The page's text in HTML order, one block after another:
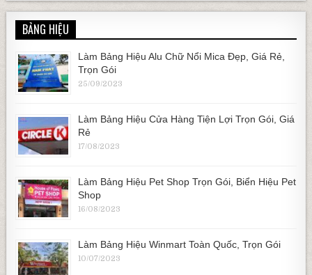
BẢNG HIỆU
Làm Bảng Hiệu Alu Chữ Nổi Mica Đẹp, Giá Rẻ,
Trọn Gói
25/09/2023
Làm Bảng Hiệu Cửa Hàng Tiện Lợi Trọn Gói, Giá
Rẻ
17/08/2023
Làm Bảng Hiệu Pet Shop Trọn Gói, Biển Hiệu Pet
Shop
16/08/2023
Làm Bảng Hiệu Winmart Toàn Quốc, Trọn Gói
10/07/2023